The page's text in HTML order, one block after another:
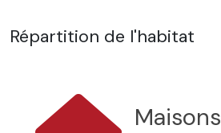
Répartition de l'habitat
Maisons